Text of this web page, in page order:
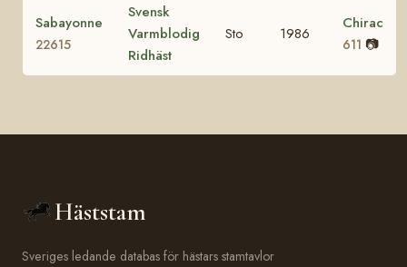
Sabayonne
22615
Svensk
Varmblodig
Ridhäst
Sto 1986
Chirac
611 📷
Häststam
Sveriges ledande databas för hästars stamtavlor